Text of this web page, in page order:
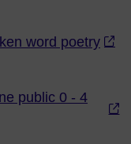
word poetry
public 0 - 4